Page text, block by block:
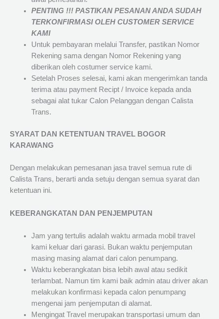
PENTING !!! PASTIKAN PESANAN ANDA SUDAH
TERKONFIRMASI OLEH CUSTOMER SERVICE
KAMI
Untuk pembayaran melalui Transfer, pastikan Nomor
Rekening sama dengan Nomor Rekening yang
diberikan oleh costumer service kami.
Setelah Proses selesai, kami akan mengerimkan tanda
terima atau payment Recipt / Invoice kepada anda
sebagai alat tukar Calon Pelanggan dengan Calista
Trans.
SYARAT DAN KETENTUAN TRAVEL BOGOR
KARAWANG
Dengan melakukan pemesanan jasa travel semua rute di
Calista Trans, berarti anda setuju dengan semua syarat dan
ketentuan ini.
KEBERANGKATAN DAN PENJEMPUTAN
Jam yang tertulis adalah waktu armada mobil travel
kami keluar dari garasi. Bukan waktu penjemputan
masing masing alamat dari calon penumpang.
Waktu keberangkatan bisa lebih awal atau sedikit
terlambat. Namun tim kami baik admin atau driver akan
melakukan konfirmasi kepada calon penumpang
mengenai jam penjemputan di alamat.
Mengingat Travel merupakan transportasi umum dan